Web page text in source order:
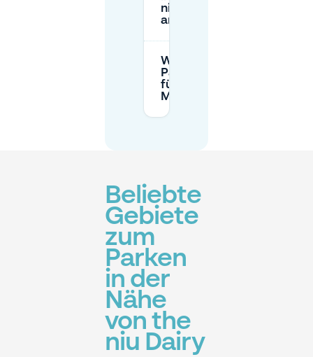
niu Dairy (Park-
and-Ride)?
Wie funktioniert die
Parkplatzreservierung
für das niu Dairy mit
Mobypark?
Beliebte
Gebiete
zum
Parken
in der
Nähe
von the
niu Dairy